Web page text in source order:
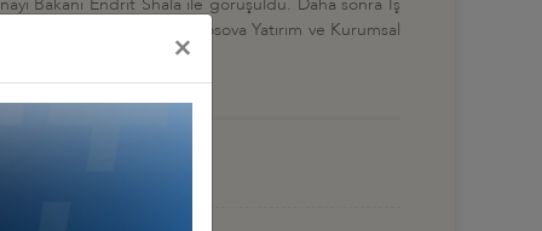
Priştine Büyükelçiliği, Kosova Yatırım ve Kurumsal
×